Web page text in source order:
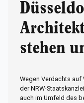
stehen
Wegen Verdachts auf
der NRW-
auch im Umfeld des